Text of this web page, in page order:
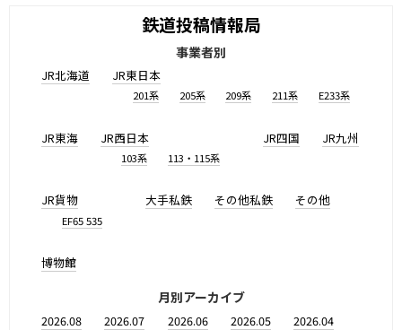
鉄道投稿情報局
事業者別
JR北海道 JR東日本
201系 205系 209系 211系 E233系
JR東海 JR西日本
103系 113・115系
JR四国 JR九州
JR貨物
EF65 535
大手私鉄 その他私鉄 その他
博物館
月別アーカイブ
2026.08 2026.07 2026.06 2026.05
2026.04